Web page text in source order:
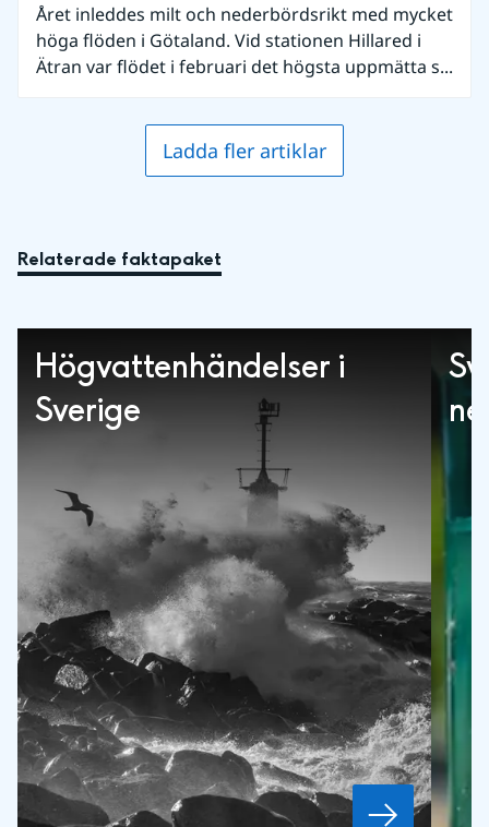
Året inleddes milt och nederbördsrikt med mycket
höga flöden i Götaland. Vid stationen Hillared i
Ätran var flödet i februari det högsta uppmätta s...
Ladda fler artiklar
Relaterade faktapaket
Högvattenhändelser i
Sverige